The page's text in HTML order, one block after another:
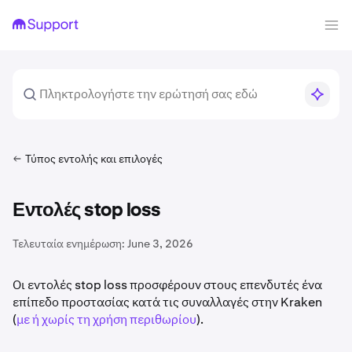
Τύπος εντολής και επιλογές
Εντολές stop loss
Τελευταία ενημέρωση: June 3, 2026
Οι εντολές stop loss προσφέρουν στους επενδυτές ένα
επίπεδο προστασίας κατά τις συναλλαγές στην Kraken
(με ή χωρίς τη χρήση περιθωρίου).